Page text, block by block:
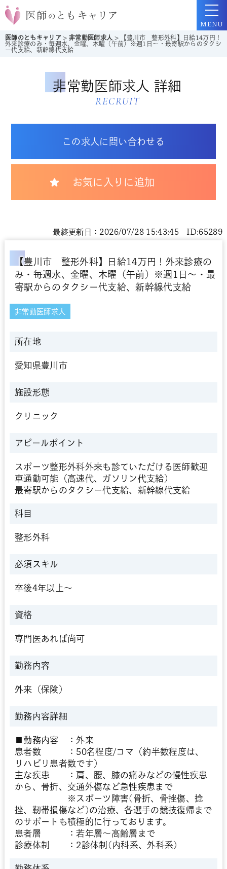
医師のともキャリア >非常勤医師求人 >
【豊川市 整形外科】日給14万円！
外来診療のみ・毎週水、金曜、木曜（午前）※週1日～・最寄駅からのタクシ
ー代支給、新幹線代支給
MENU
非常勤医師求人 詳細
RECRUIT
この求人に問い合わせる
お気に入りに追加
【豊川市 整形外科】日給14万円！外来診療の
み・毎週水、金曜、木曜（午前）※週1日～・最
寄駅からのタクシー代支給、新幹線代支給
最終更新日：2026/07/28 15:43:45 ID:65289
非常勤医師求人
所在地
愛知県豊川市
施設形態
クリニック
アピールポイント
スポーツ整形外科外来も診ていただける医師歓迎
車通勤可能（高速代、ガソリン代支給）
最寄駅からのタクシー代支給、新幹線代支給
科目
整形外科
必須スキル
卒後4年以上～
資格
専門医あれば尚可
勤務内容
外来（保険）
勤務内容詳細
■勤務内容 ：外来
患者数 ：50名程度/コマ（約半数程度は、
リハビリ患者数です）
主な疾患 ：肩、腰、膝の痛みなどの慢性疾患
から、骨折、交通外傷など急性疾患まで
※スポーツ障害(骨折、骨挫傷、捻
挫、靭帯損傷など)の治療、各選手の競技復帰まで
のサポートも積極的に行っております。
患者層 ：若年層～高齢層まで
診療体制 ：2診体制(内科系、外科系)